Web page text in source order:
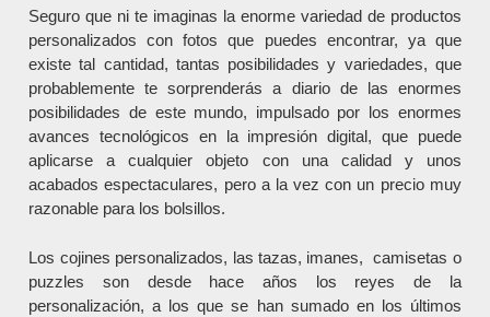
Seguro que ni te imaginas la enorme variedad de productos
personalizados con fotos que puedes encontrar, ya que
existe tal cantidad, tantas posibilidades y variedades, que
probablemente te sorprenderás a diario de las enormes
posibilidades de este mundo, impulsado por los enormes
avances tecnológicos en la impresión digital, que puede
aplicarse a cualquier objeto con una calidad y unos
acabados espectaculares, pero a la vez con un precio muy
razonable para los bolsillos.
Los cojines personalizados, las tazas, imanes, camisetas o
puzzles son desde hace años los reyes de la
personalización, a los que se han sumado en los últimos